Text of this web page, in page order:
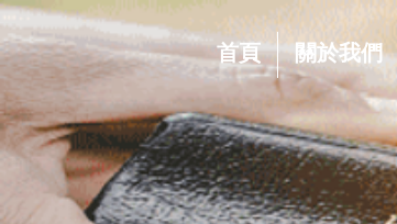
首頁 關於我們